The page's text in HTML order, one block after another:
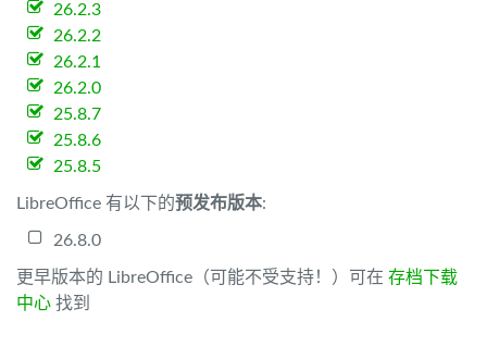
26.2.3
26.2.2
26.2.1
26.2.0
25.8.7
25.8.6
25.8.5
LibreOffice 有以下的预发布版本:
26.8.0
更早版本的 LibreOffice（可能不受支持！）可在 存档下载
中心 找到